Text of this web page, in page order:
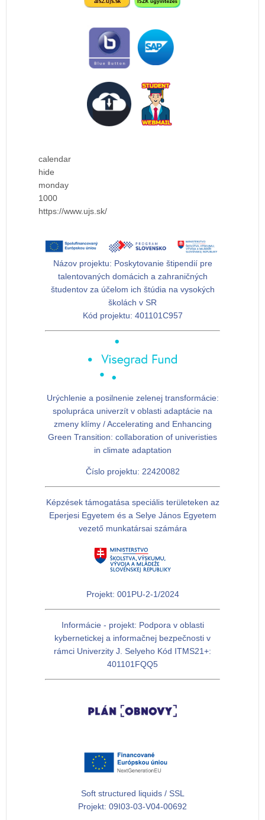
calendar
hide
monday
1000
https://www.ujs.sk/
Názov projektu: Poskytovanie štipendií pre
talentovaných domácich a zahraničných
študentov za účelom ich štúdia na vysokých
školách v SR
Kód projektu: 401101C957
Urýchlenie a posilnenie zelenej transformácie:
spolupráca univerzít v oblasti adaptácie na
zmeny klímy / Accelerating and Enhancing
Green Transition: collaboration of univeristies
in climate adaptation
Číslo projektu: 22420082
Képzések támogatása speciális területeken az
Eperjesi Egyetem és a Selye János Egyetem
vezető munkatársai számára
Projekt: 001PU-2-1/2024
Informácie - projekt: Podpora v oblasti
kybernetickej a informačnej bezpečnosti v
rámci Univerzity J. Selyeho Kód ITMS21+:
401101FQQ5
Soft structured liquids / SSL
Projekt: 09I03-03-V04-00692